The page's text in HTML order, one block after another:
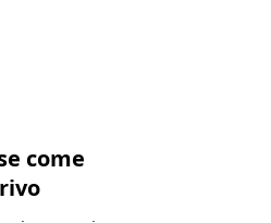
come